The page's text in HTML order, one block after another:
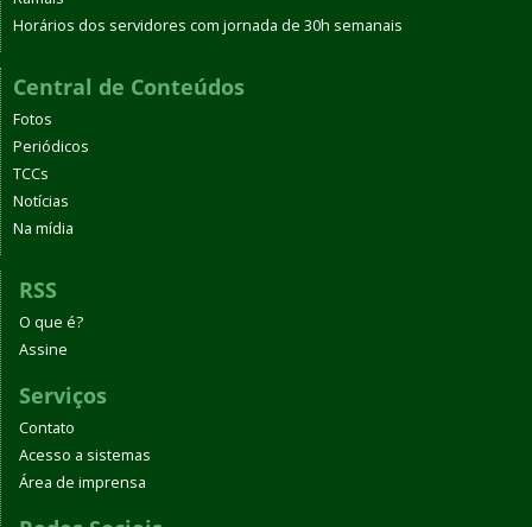
Horários dos servidores com jornada de 30h semanais
Central de Conteúdos
Fotos
Periódicos
TCCs
Notícias
Na mídia
RSS
O que é?
Assine
Serviços
Contato
Acesso a sistemas
Área de imprensa